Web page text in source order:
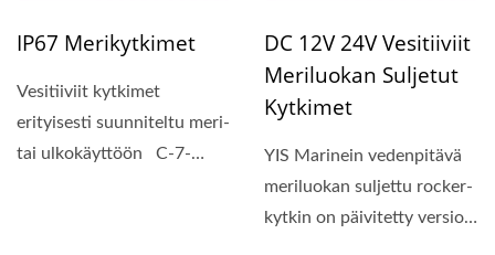
IP67 Merikytkimet
Vesitiiviit kytkimet
erityisesti suunniteltu meri-
tai ulkokäyttöön C-7-
DC 12V 24V Vesitiiviit
Meriluokan Suljetut
Kytkimet
YIS Marinein vedenpitävä
meriluokan suljettu rocker-
kytkin on päivitetty versio